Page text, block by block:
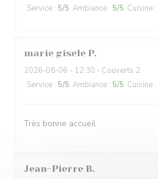
Service : 5/5 Ambiance : 5/5 Cuisine :
marie gisele P
2026-08-06 - 12:30 - Couverts 2
Service : 5/5 Ambiance : 5/5 Cuisine :
Très bonne accueil
Jean-Pierre B